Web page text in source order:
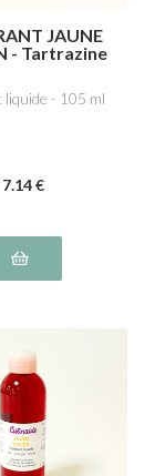
JAUNE
- Tartrazine
- 105 ml
7.14 €